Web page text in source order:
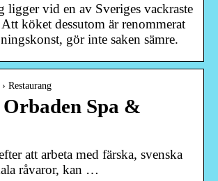
ligger vid en av Sveriges vackraste
köket dessutom är renommerat
gör inte saken sämre.
Restaurang
Spa &
att arbeta med färska, svenska
råvaror, kan …